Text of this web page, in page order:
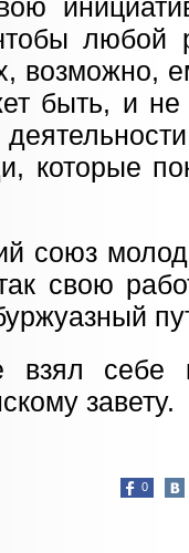
любой
возможно,
быть, и
которые
союз
свою
взял себе
завету.
0